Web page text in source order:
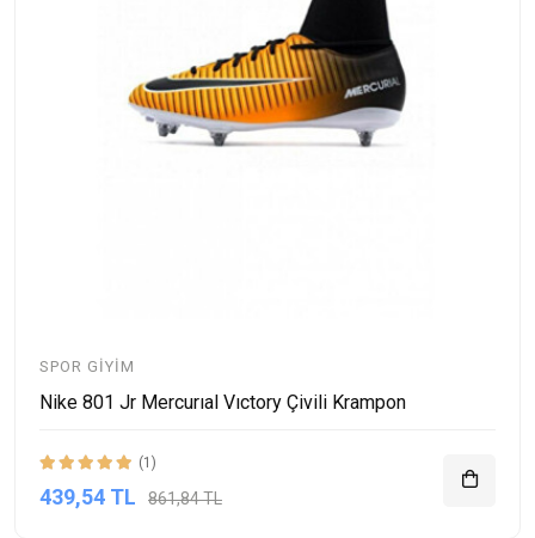
SPOR GIYIM
Nike 801 Jr Mercurıal Vıctory Çivili Krampon
(1)
439,54 TL 861,84 TL